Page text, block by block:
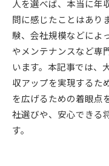
人を選べば、本当に年
問に感じたことはあり
験、会社規模などによ
やメンテナンスなど専
います。本記事では、
収アップを実現するた
を広げるための着眼点
社選びや、安心できる
す。